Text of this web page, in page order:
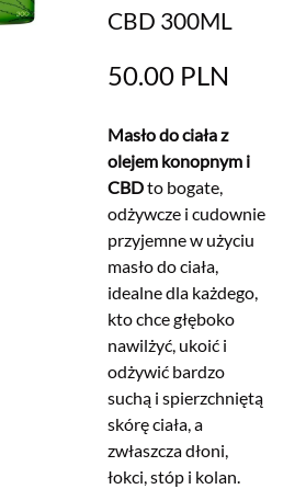
CBD 300ML
50.00 PLN
Masło do ciała z
olejem konopnym i
CBDto bogate,
odżywcze i cudownie
przyjemne w użyciu
masło do ciała,
idealne dla każdego,
kto chce głęboko
nawilżyć, ukoić i
odżywić bardzo
suchą i spierzchniętą
skórę ciała, a
zwłaszcza dłoni,
łokci, stóp i kolan.